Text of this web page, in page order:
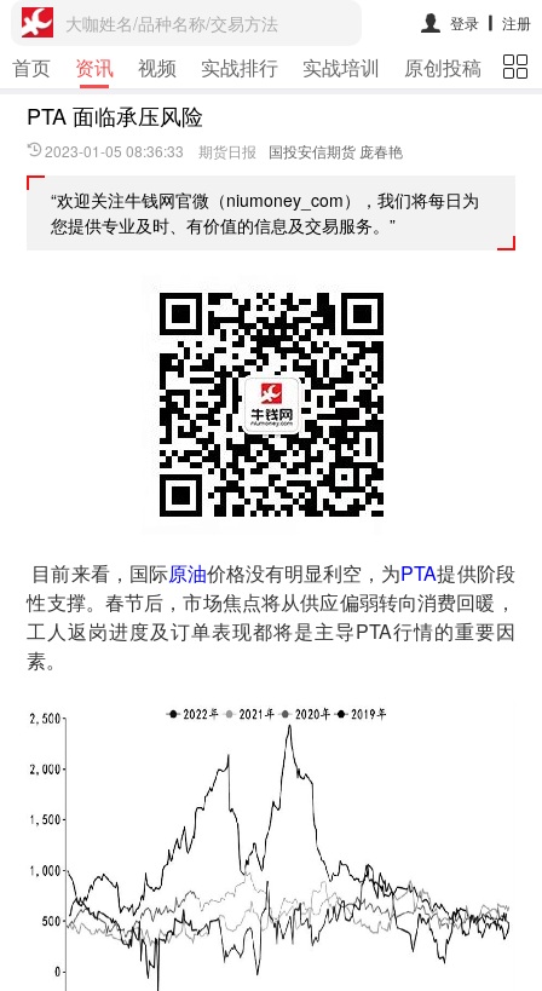
大咖姓名/品种名称/交易方法 登录 注册
首页 资讯 视频 实战排行 实战培训 原创投稿 期
PTA 面临承压风险
2023-01-05 08:36:33 期货日报 国投安信期货 庞春艳
“欢迎关注牛钱网官微（niumoney_com），我们将每日为
您提供专业及时、有价值的信息及交易服务。”
目前来看，国际原油价格没有明显利空，为PTA提供阶段
性支撑。春节后，市场焦点将从供应偏弱转向消费回暖，
工人返岗进度及订单表现都将是主导PTA行情的重要因
素。